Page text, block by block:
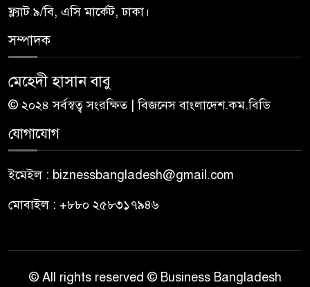
মালিকদের পরিবারকে আর্থিক
শ্রীমঙ্গলে ১৪তম চা নিলামে
ফ্ল্যাট ৯/বি, এসি মার্কেট, ঢাকা।
সম্পাদক
মেহেদী হাসান বাবু
© ২০২৪ সর্বস্বত্ব সংরক্ষিত | বিজনেস বাংলাদেশ.কম.বিডি
যোগাযোগ
ইমেইল : biznessbangladesh@gmail.com
মোবাইল : +৮৮০ ২৫৮৩১৭৯৪৬
© All rights reserved © Business Bangladesh